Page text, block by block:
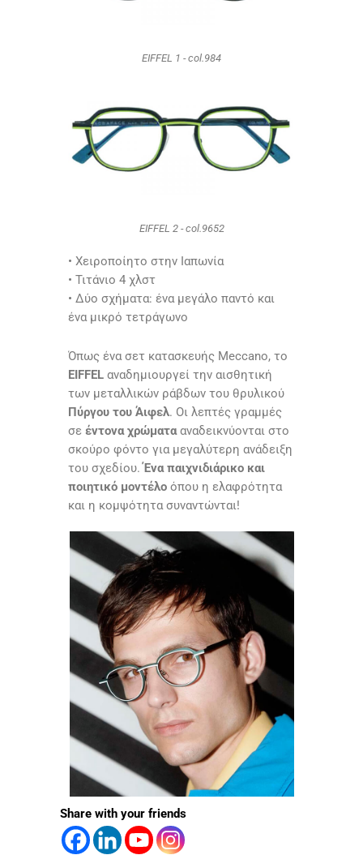
EIFFEL 1 - col.984
EIFFEL 2 - col.9652
• Χειροποίητο στην Ιαπωνία
• Τιτάνιο 4 χλστ
• Δύο σχήματα: ένα μεγάλο παντό και
ένα μικρό τετράγωνο
Όπως ένα σετ κατασκευής Meccano, το
EIFFEL αναδημιουργεί την αισθητική
των μεταλλικών ράβδων του θρυλικού
Πύργου του Άιφελ. Οι λεπτές γραμμές
σε έντονα χρώματααναδεικνύονται στο
σκούρο φόντο για μεγαλύτερη ανάδειξη
του σχεδίου.Ένα παιχνιδιάρικο και
ποιητικό μοντέλο όπου η ελαφρότητα
και η κομψότητα συναντώνται!
Share with your friends